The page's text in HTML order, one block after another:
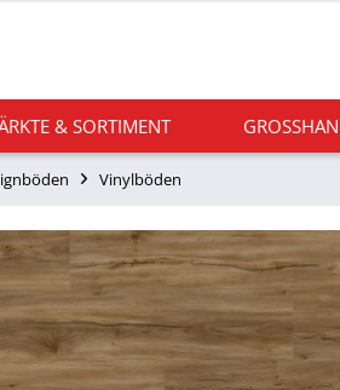
& SORTIMENT
Vinylböden